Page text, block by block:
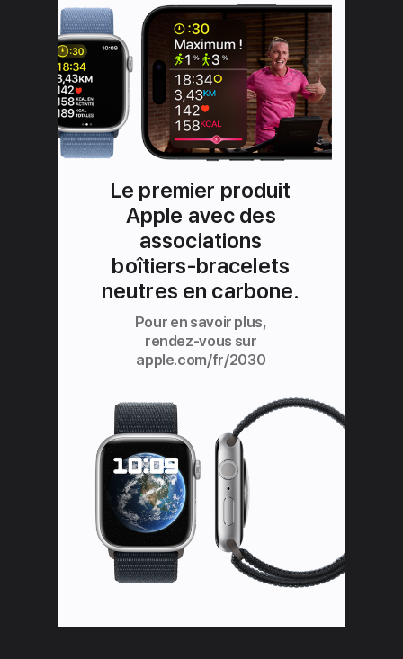
Le premier produit
Apple avec des
associations
boîtiers-bracelets
neutres en carbone.
Pour en savoir plus,
rendez‑vous sur
apple.com/fr/2030